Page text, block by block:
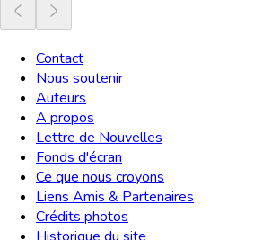
Contact
Nous soutenir
Auteurs
A propos
Lettre de Nouvelles
Fonds d'écran
Ce que nous croyons
Liens Amis & Partenaires
Crédits photos